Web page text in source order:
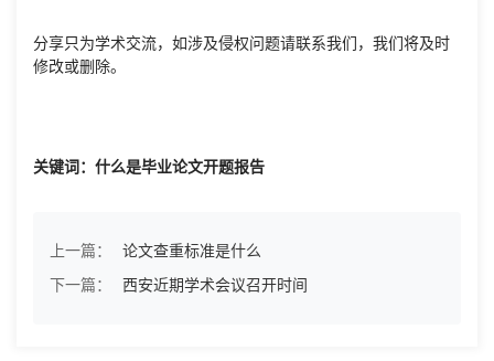
分享只为学术交流，如涉及侵权问题请联系我们，我们将及时
修改或删除。
关键词：什么是毕业论文开题报告
上一篇：
论文查重标准是什么
下一篇：
西安近期学术会议召开时间